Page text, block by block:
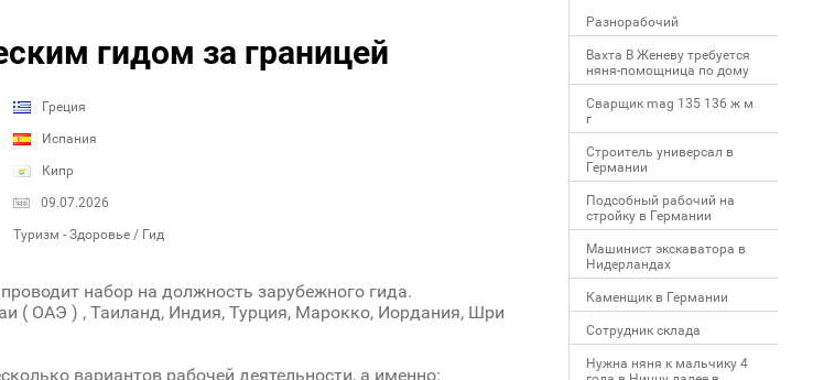
гидом за границей
Греция
Испания
Кипр
09.07.2026
Туризм - Здоровье / Гид
набор на должность зарубежного гида.
( ОАЭ ) , Таиланд, Индия, Турция, Марокко, Иордания, Шри
вариантов рабочей деятельности, а именно:
Разнорабочий
Вахта В Женеву требуется
няня-помощница по дому
Сварщик mag 135 136 ж м
г
Строитель универсал в
Германии
Подсобный рабочий на
стройку в Германии
Машинист экскаватора в
Нидерландах
Каменщик в Германии
Сотрудник склада
Нужна няня к мальчику 4